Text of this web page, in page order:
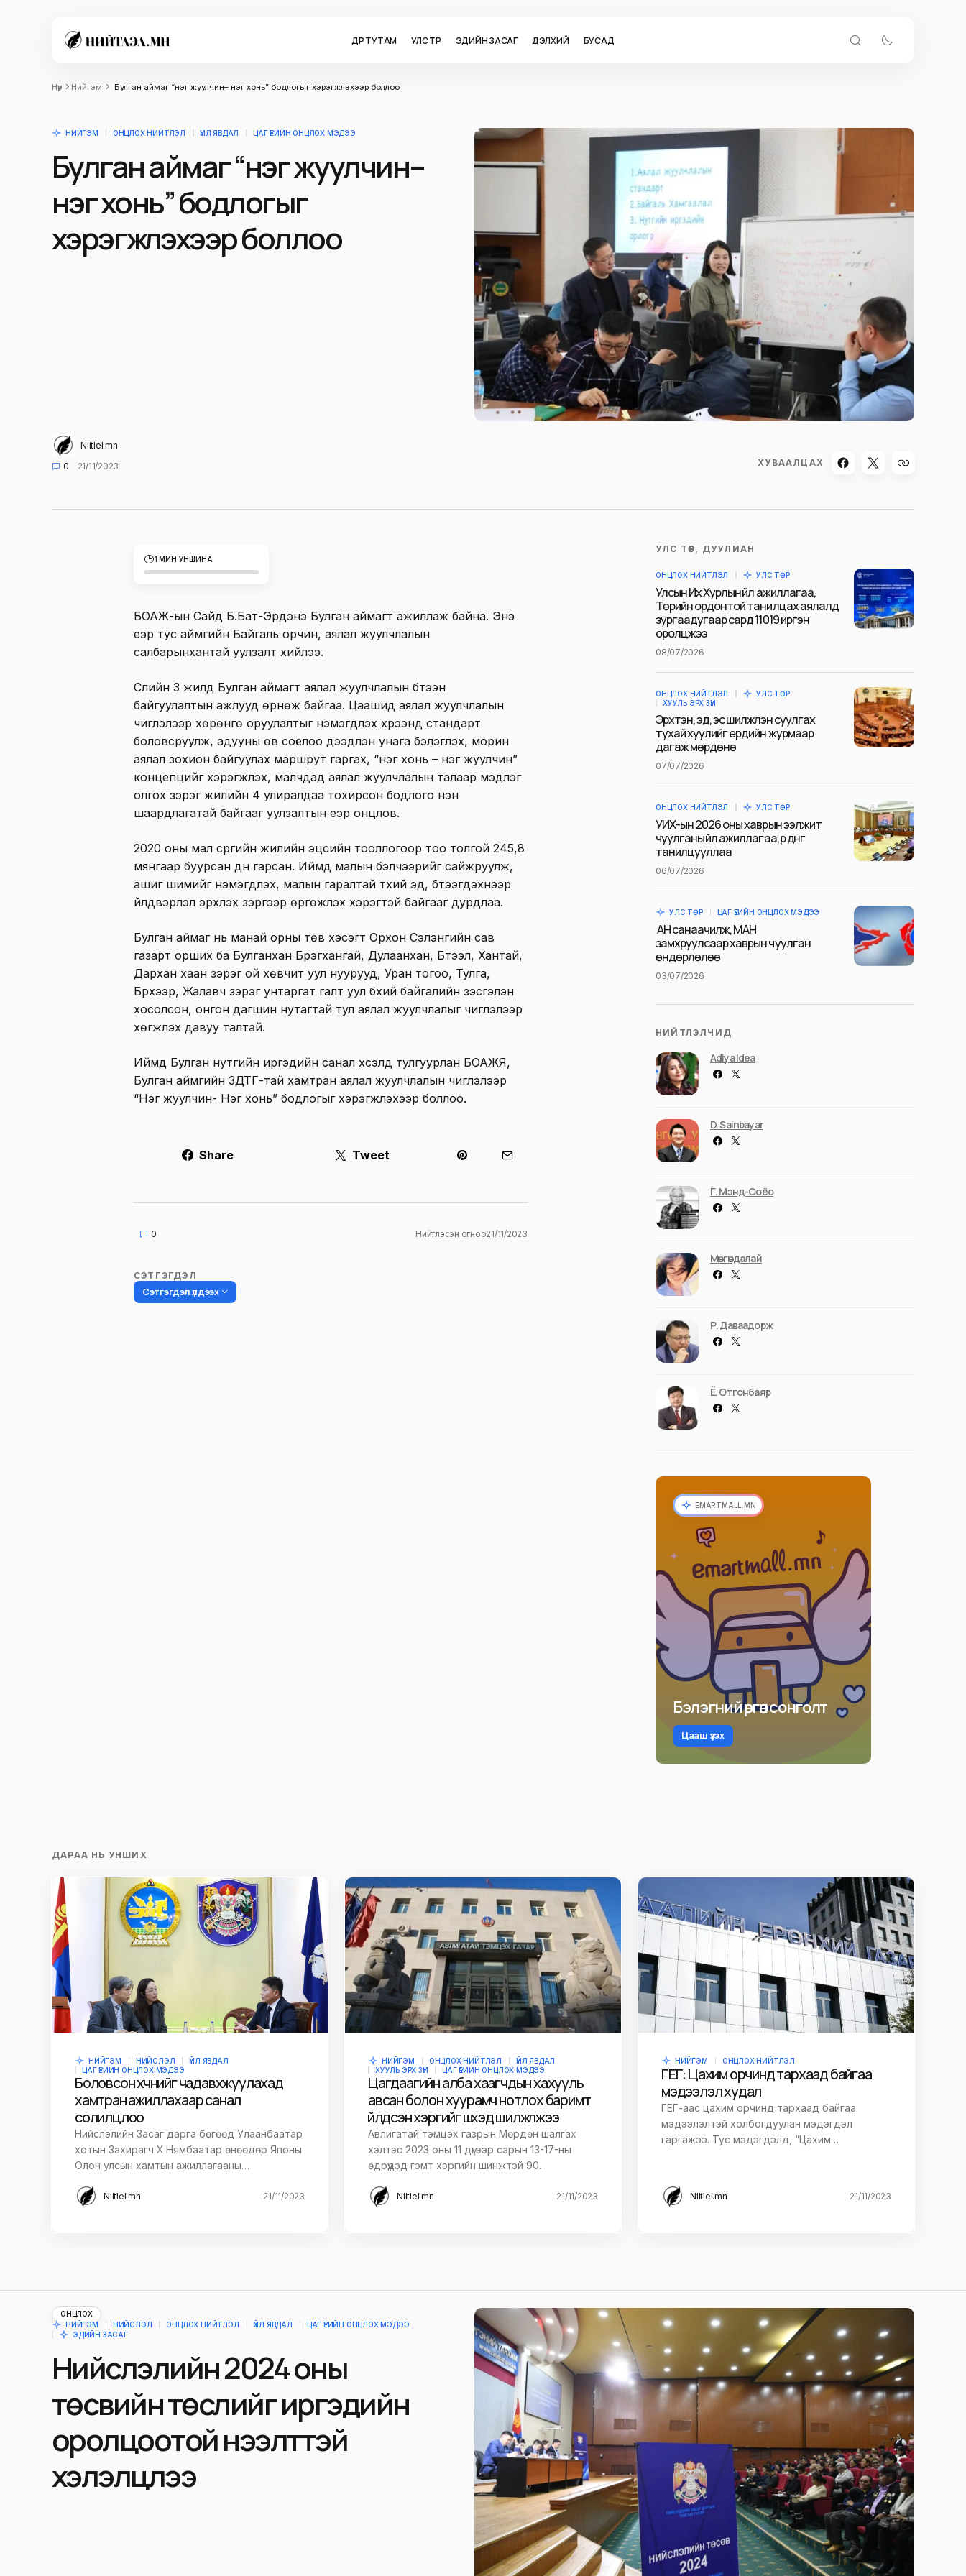
ӨДӨР ТУТАМ УЛС ТӨР ЭДИЙН ЗАСАГ ДЭЛХИЙ БУСАД
Нүүр Нийгэм Булган аймаг “нэг жуулчин– нэг хонь” бодлогыг хэрэгжүүлэхээр боллоо
НИЙГЭМ ОНЦЛОХ НИЙТЛЭЛ ҮЙЛ ЯВДАЛ ЦАГ ҮЕИЙН ОНЦЛОХ МЭДЭЭ
Булган аймаг “нэг жуулчин–
нэг хонь” бодлогыг
хэрэгжүүлэхээр боллоо
Niitlel.mn
0
21/11/2023 ХУВААЛЦАХ
1 МИН УНШИНА
БОАЖ-ын Сайд Б.Бат-Эрдэнэ Булган аймагт ажиллаж байна. Энэ
үеэр тус аймгийн Байгаль орчин, аялал жуулчлалын
салбарынхантай уулзалт хийлээ.
Сүүлийн 3 жилд Булган аймагт аялал жуулчлалын бүтээн
байгуулалтын ажлууд өрнөж байгаа. Цаашид аялал жуулчлалын
чиглэлээр хөрөнгө оруулалтыг нэмэгдүүлэх хүрээнд стандарт
боловсруулж, адууны өв соёлоо дээдлэн унага бэлэглэх, морин
аялал зохион байгуулах маршрут гаргах, “нэг хонь – нэг жуулчин”
концепцийг хэрэгжүүлэх, малчдад аялал жуулчлалын талаар мэдлэг
олгох зэрэг жилийн 4 улиралдаа тохирсон бодлого нэн
шаардлагатай байгааг уулзалтын үеэр онцлов.
2020 оны мал сүргийн жилийн эцсийн тооллогоор тоо толгой 245,8
мянгаар буурсан дүн гарсан. Иймд малын бэлчээрийг сайжруулж,
ашиг шимийг нэмэгдүүлэх, малын гаралтай түүхий эд, бүтээгдэхүүнээр
үйлдвэрлэл эрхлэх зэргээр өргөжүүлэх хэрэгтэй байгааг дурдлаа.
Булган аймаг нь манай орны төв хэсэгт Орхон Сэлэнгийн сав
газарт орших ба Булганхан Бүрэгхангай, Дулаанхан, Бүтээл, Хантай,
Дархан хаан зэрэг ой хөвчит уул нуурууд, Уран тогоо, Тулга,
Бүрхээр, Жалавч зэрэг унтаргат галт уул бүхий байгалийн үзэсгэлэн
хосолсон, онгон дагшин нутагтай тул аялал жуулчлалыг чиглэлээр
хөгжүүлэх давуу талтай.
Иймд Булган нутгийн иргэдийн санал хүсэлд тулгуурлан БОАЖЯ,
Булган аймгийн ЗДТГ-тай хамтран аялал жуулчлалын чиглэлээр
“Нэг жуулчин- Нэг хонь” бодлогыг хэрэгжүүлэхээр боллоо.
Share Tweet
0 Нийтлэсэн огноо21/11/2023
СЭТГЭГДЭЛ
Сэтгэгдэл үлдээх
УЛС ТӨР, ДУУЛИАН
ОНЦЛОХ НИЙТЛЭЛ УЛС ТӨР
Улсын Их Хурлын үйл ажиллагаа,
Төрийн ордонтой танилцах аялалд
зургаадугаар сард 11019 иргэн
оролцжээ
08/07/2026
ОНЦЛОХ НИЙТЛЭЛ
УЛС ТӨР
ХУУЛЬ ЭРХ ЗҮЙ
Эрхтэн, эд, эс шилжүүлэн суулгах
тухай хуулийг ердийн журмаар
дагаж мөрдөнө
07/07/2026
ОНЦЛОХ НИЙТЛЭЛ УЛС ТӨР
УИХ-ын 2026 оны хаврын ээлжит
чуулганы үйл ажиллагаа, үр дүнг
танилцууллаа
06/07/2026
УЛС ТӨР ЦАГ ҮЕИЙН ОНЦЛОХ МЭДЭЭ
АН санаачилж, МАН
замхруулсаар хаврын чуулган
өндөрлөлөө
03/07/2026
НИЙТЛЭЛЧИД
Adiya Idea
D. Sainbayar
Г. Мэнд-Ооёо
Мөнгөндалай
Р. Даваадорж
Ё. Отгонбаяр
EMARTMALL.MN
Бэлэгний өргөн сонголт
Цааш үзэх
ДАРАА НЬ УНШИХ
НИЙГЭМ НИЙСЛЭЛ
ҮЙЛ ЯВДАЛ
ЦАГ ҮЕИЙН ОНЦЛОХ МЭДЭЭ
Боловсон хүчнийг чадавхжуулахад
хамтран ажиллахаар санал
солилцлоо
Нийслэлийн Засаг дарга бөгөөд Улаанбаатар
хотын Захирагч Х.Нямбаатар өнөөдөр Японы
Олон улсын хамтын ажиллагааны…
Niitlel.mn 21/11/2023
НИЙГЭМ ОНЦЛОХ НИЙТЛЭЛ
ҮЙЛ ЯВДАЛ
ХУУЛЬ ЭРХ ЗҮЙ
ЦАГ ҮЕИЙН ОНЦЛОХ МЭДЭЭ
Цагдаагийн алба хаагчдын хахууль
авсан болон хуурамч нотлох баримт
үйлдсэн хэргийг шүүхэд шилжүүлжээ
Авлигатай тэмцэх газрын Мөрдөн шалгах
хэлтэс 2023 оны 11 дүгээр сарын 13-17-ны
өдрүүдэд гэмт хэргийн шинжтэй 90…
Niitlel.mn 21/11/2023
НИЙГЭМ ОНЦЛОХ НИЙТЛЭЛ
ГЕГ: Цахим орчинд тархаад байгаа
мэдээлэл худал
ГЕГ-аас цахим орчинд тархаад байгаа
мэдээлэлтэй холбогдуулан мэдэгдэл
гаргажээ. Тус мэдэгдэлд, “Цахим…
Niitlel.mn 21/11/2023
ОНЦЛОХ
НИЙГЭМ
НИЙСЛЭЛ ОНЦЛОХ НИЙТЛЭЛ ҮЙЛ ЯВДАЛ
ЦАГ ҮЕИЙН ОНЦЛОХ МЭДЭЭ
ЭДИЙН ЗАСАГ
Нийслэлийн 2024 оны
төсвийн төслийг иргэдийн
оролцоотой нээлттэй
хэлэлцлээ